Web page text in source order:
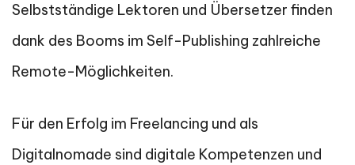
Selbstständige Lektoren und Übersetzer finden
dank des Booms im Self-Publishing zahlreiche
Remote-Möglichkeiten.
Für den Erfolg im Freelancing und als
Digitalnomade sind digitale Kompetenzen und